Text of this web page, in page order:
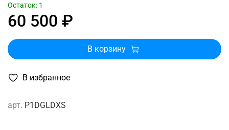
В избранное
арт. P1DGLDXS
60 500 ₽
Остаток: 1
В корзину